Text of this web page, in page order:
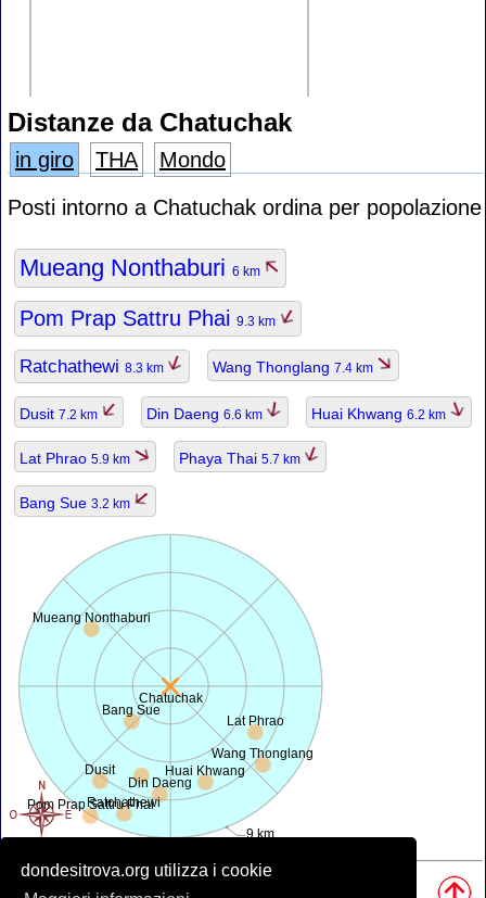
dondesitrova.org utilizza i cookie
Distanze da Chatuchak
in giro THA
Mondo
Posti intorno a Chatuchak ordina per popolazione
Mueang Nonthaburi 6 km
Pom Prap Sattru Phai 9.3 km
Ratchathewi 8.3 km Wang Thonglang 7.4 km
Dusit 7.2 km Din Daeng 6.6 km Huai Khwang 6.2 km
Lat Phrao 5.9 km Phaya Thai 5.7 km
Bang Sue 3.2 km
Chatuchak
9 km
Mueang Nonthaburi
Pom Prap Sattru Phai
Ratchathewi
Wang Thonglang
Dusit
Din Daeng
Huai Khwang
Lat Phrao
Bang Sue